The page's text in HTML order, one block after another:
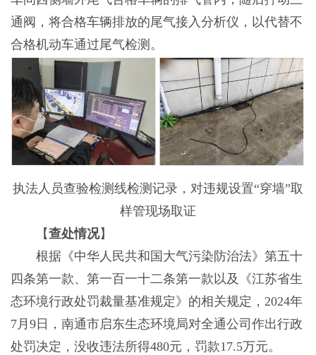
通阀，将合格车辆排放的尾气接入分析仪，以代替不
合格机动车通过尾气检测。
执法人员查验检测线检测记录，对违规设置“穿墙”取
样管现场取证
【查处情况】
根据《中华人民共和国大气污染防治法》第五十
四条第一款、第一百一十二条第一款以及《江苏省生
态环境行政处罚裁量基准规定》的相关规定，2024年
7月9日，南通市启东生态环境局对全通公司作出行政
处罚决定，没收违法所得480元，罚款17.5万元。